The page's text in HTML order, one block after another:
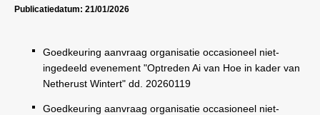
Publicatiedatum: 21/01/2026
Goedkeuring aanvraag organisatie occasioneel niet-
ingedeeld evenement "Optreden Ai van Hoe in kader van
Netherust Wintert" dd. 20260119
Goedkeuring aanvraag organisatie occasioneel niet-